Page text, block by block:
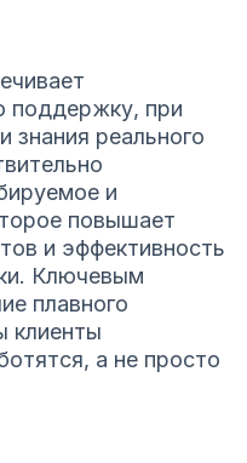
поддержку, при
знания реального
и
повышает
и эффективность
Ключевым
плавного
клиенты
а не просто